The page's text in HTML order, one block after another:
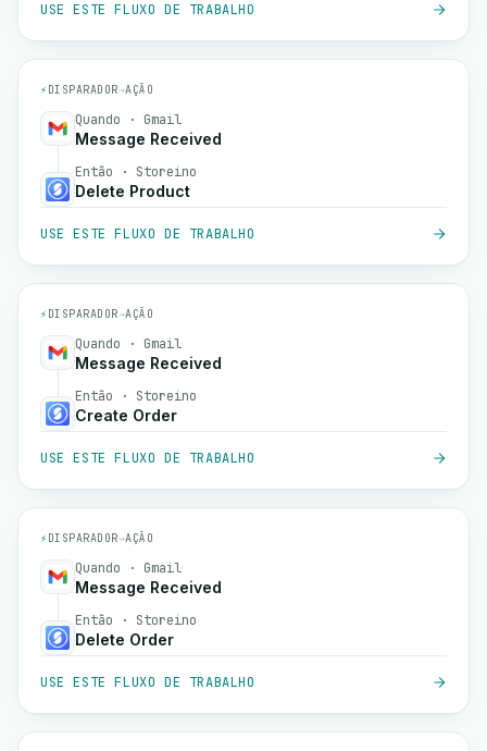
USE ESTE FLUXO DE TRABALHO
⚡ DISPARADOR→AÇÃO
Quando · Gmail
Message Received
Então · Storeino
Delete Product
USE ESTE FLUXO DE TRABALHO
⚡ DISPARADOR→AÇÃO
Quando · Gmail
Message Received
Então · Storeino
Create Order
USE ESTE FLUXO DE TRABALHO
⚡ DISPARADOR→AÇÃO
Quando · Gmail
Message Received
Então · Storeino
Delete Order
USE ESTE FLUXO DE TRABALHO